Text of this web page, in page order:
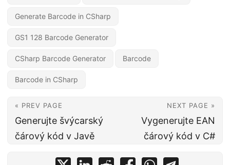
Generate Barcode in CSharp
GS1 128 Barcode Generator
CSharp Barcode Generator Barcode
Barcode in CSharp
« PREV PAGE
Generujte švýcarský
čárový kód v Javě
NEXT PAGE »
Vygenerujte EAN
čárový kód v C#